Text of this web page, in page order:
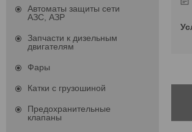
Автоматы защиты сети
АЗС, АЗР
Запчасти к дизельным
двигателям
Фары
Катки с грузошиной
Предохранительные
клапаны